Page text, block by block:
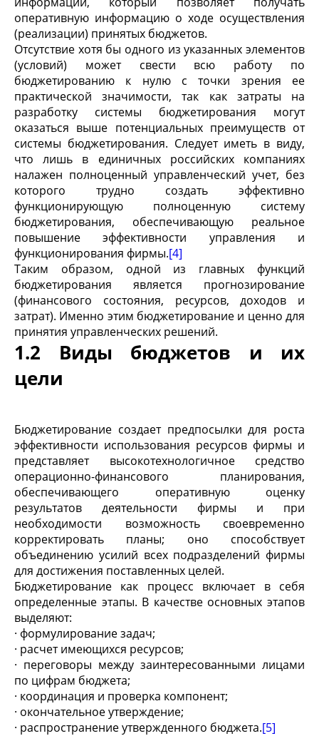
оперативную информацию о ходе осуществления
(реализации) принятых бюджетов.
Отсутствие хотя бы одного из указанных элементов
(условий) может свести всю работу по
бюджетированию к нулю с точки зрения ее
практической значимости, так как затраты на
разработку системы бюджетирования могут
оказаться выше потенциальных преимуществ от
системы бюджетирования. Следует иметь в виду,
что лишь в единичных российских компаниях
налажен полноценный управленческий учет, без
которого трудно создать эффективно
функционирующую полноценную систему
бюджетирования, обеспечивающую реальное
повышение эффективности управления и
функционирования фирмы.[4]
Таким образом, одной из главных функций
бюджетирования является прогнозирование
(финансового состояния, ресурсов, доходов и
затрат). Именно этим бюджетирование и ценно для
принятия управленческих решений.
1.2 Виды бюджетов и их
цели
Бюджетирование создает предпосылки для роста
эффективности использования ресурсов фирмы и
представляет высокотехнологичное средство
операционно-финансового планирования,
обеспечивающего оперативную оценку
результатов деятельности фирмы и при
необходимости возможность своевременно
корректировать планы; оно способствует
объединению усилий всех подразделений фирмы
для достижения поставленных целей.
Бюджетирование как процесс включает в себя
определенные этапы. В качестве основных этапов
выделяют:
· формулирование задач;
· расчет имеющихся ресурсов;
· переговоры между заинтересованными лицами
по цифрам бюджета;
· координация и проверка компонент;
· окончательное утверждение;
· распространение утвержденного бюджета.[5]